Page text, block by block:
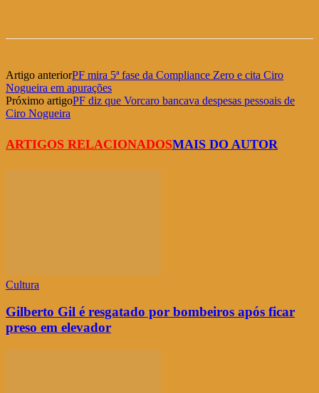
Artigo anteriorPF mira 5ª fase da Compliance Zero e cita Ciro
Nogueira em apurações
Próximo artigoPF diz que Vorcaro bancava despesas pessoais de
Ciro Nogueira
ARTIGOS RELACIONADOSMAIS DO AUTOR
Cultura
Gilberto Gil é resgatado por bombeiros após ficar
preso em elevador